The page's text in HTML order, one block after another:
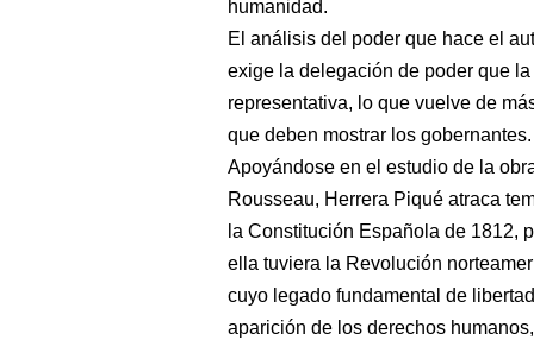
humanidad.
El análisis del poder que hace el
exige la delegación de poder que
representativa, lo que vuelve de
que deben mostrar los gobernantes.
Apoyándose en el estudio de la
Rousseau, Herrera Piqué atraca
la Constitución Española de 1812,
ella tuviera la Revolución
cuyo legado fundamental de
aparición de los derechos